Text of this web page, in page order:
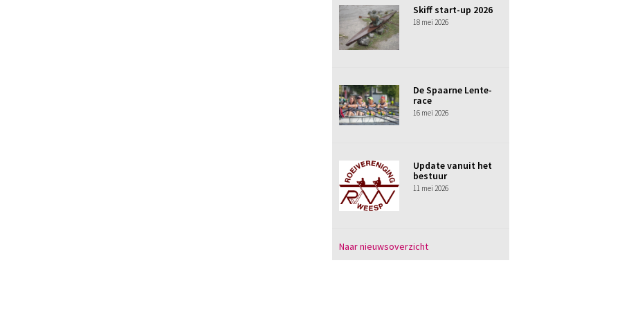
Skiff start-up 2026
18 mei 2026
De Spaarne Lente-
race
16 mei 2026
Update vanuit het
bestuur
11 mei 2026
Naar nieuwsoverzicht